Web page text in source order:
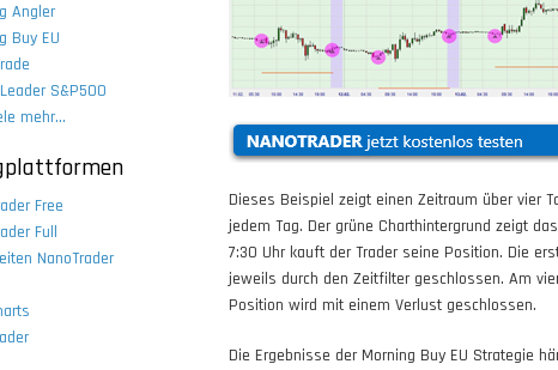
Angler
Buy EU
S&P500
mehr...
Free
Full
NanoTrader
Dieses Beispiel zeigt einen Zeitraum über vier
jedem Tag. Der grüne Charthintergrund zeigt
7:30 Uhr kauft der Trader seine Position. Die
jeweils durch den Zeitfilter geschlossen. Am
Position wird mit einem Verlust geschlossen.
Die Ergebnisse der Morning Buy EU Strategie